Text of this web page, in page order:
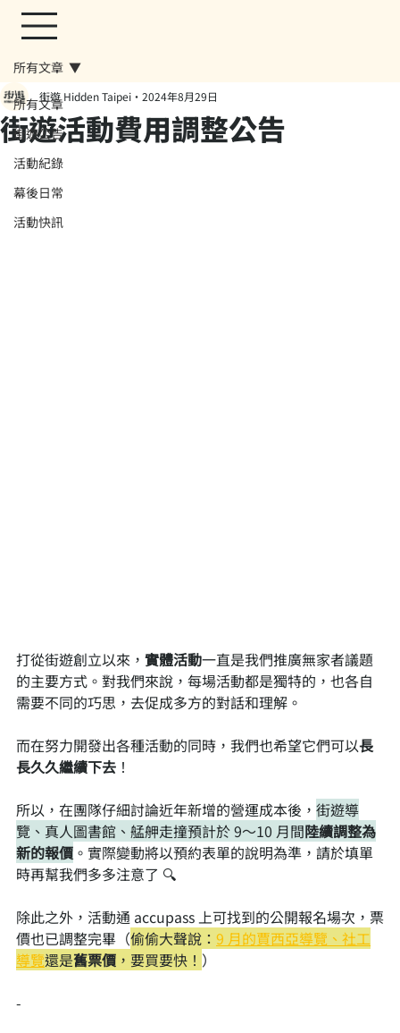
所有文章
街遊公告
活動紀錄
幕後日常
活動快訊
所有文章
街遊活動費用調整公告
街遊 Hidden Taipei 2024年8月29日
打從街遊創立以來， 實體活動一直是我們推廣無家者議題
的主要方式。對我們來說，每場活動都是獨特的，也各自
需要不同的巧思，去促成多方的對話和理解。
而在努力開發出各種活動的同時，我們也希望它們可以長
長久久繼續下去 ！
所以，在團隊仔細討論近年新增的營運成本後， 街遊導
覽、真人圖書館、艋舺走撞預計於 9～10 月間陸續調整為
新的報價 。實際變動將以預約表單的說明為準，請於填單
時再幫我們多多注意了 🔍
除此之外，活動通 accupass 上可找到的公開報名場次，票
價也已調整完畢（偷偷大聲說： 9 月的賈西亞導覽、社工
導覽還是舊票價 ，要買要快！ ）
-